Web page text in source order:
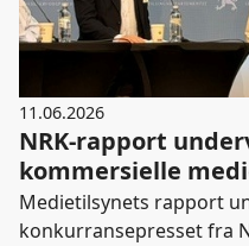
11.06.2026
NRK-rapport
kommersielle
Medietilsynets rapport
konkurransepresset fra